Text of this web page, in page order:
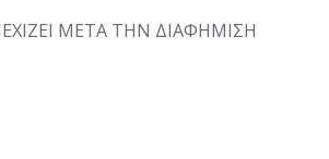
ΜΕΤΑ ΤΗΝ ΔΙΑΦΗΜΙΣΗ